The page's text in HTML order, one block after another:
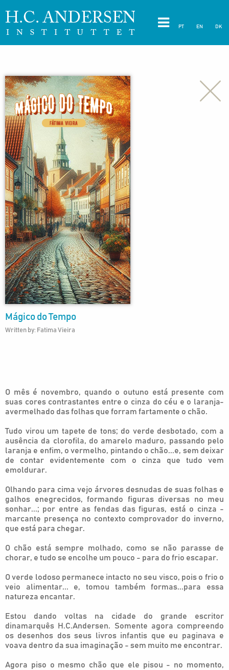
PT EN DK
Mágico do Tempo
Written by: Fatima Vieira
O mês é novembro, quando o outuno está presente com
suas cores contrastantes entre o cinza do céu e o laranja-
avermelhado das folhas que forram fartamente o chão.
Tudo virou um tapete de tons; do verde desbotado, com a
ausência da clorofila, do amarelo maduro, passando pelo
laranja e enfim, o vermelho, pintando o chão...e, sem deixar
de contar evidentemente com o cinza que tudo vem
emoldurar.
Olhando para cima vejo árvores desnudas de suas folhas e
galhos enegrecidos, formando figuras diversas no meu
sonhar...; por entre as fendas das figuras, está o cinza -
marcante presença no contexto comprovador do inverno,
que está para chegar.
O chão está sempre molhado, como se não parasse de
chorar, e tudo se encolhe um pouco - para do frio escapar.
O verde lodoso permanece intacto no seu visco, pois o frio o
veio alimentar... e, tomou também formas...para essa
natureza encantar.
Estou dando voltas na cidade do grande escritor
dinamarquês H.C.Andersen. Somente agora compreendo
os desenhos dos seus livros infantis que eu paginava e
voava dentro da sua imaginação - sem muito me encontrar.
Agora piso o mesmo chão que ele pisou - no momento,